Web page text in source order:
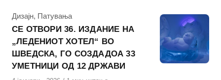
КАтегорија
Дизајн, Патувања
СЕ ОТВОРИ 36. ИЗДАНИЕ НА
„ЛЕДЕНИОТ ХОТЕЛ“ ВО
ШВЕДСКА, ГО СОЗДАДОА 33
УМЕТНИЦИ ОД 12 ДРЖАВИ